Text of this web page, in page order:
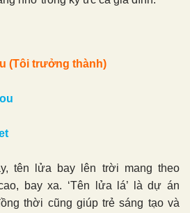
(Tôi trưởng thành)
tên lửa bay lên trời mang theo
bay xa. ‘Tên lửa lá’ là dự án
thời cũng giúp trẻ sáng tạo và